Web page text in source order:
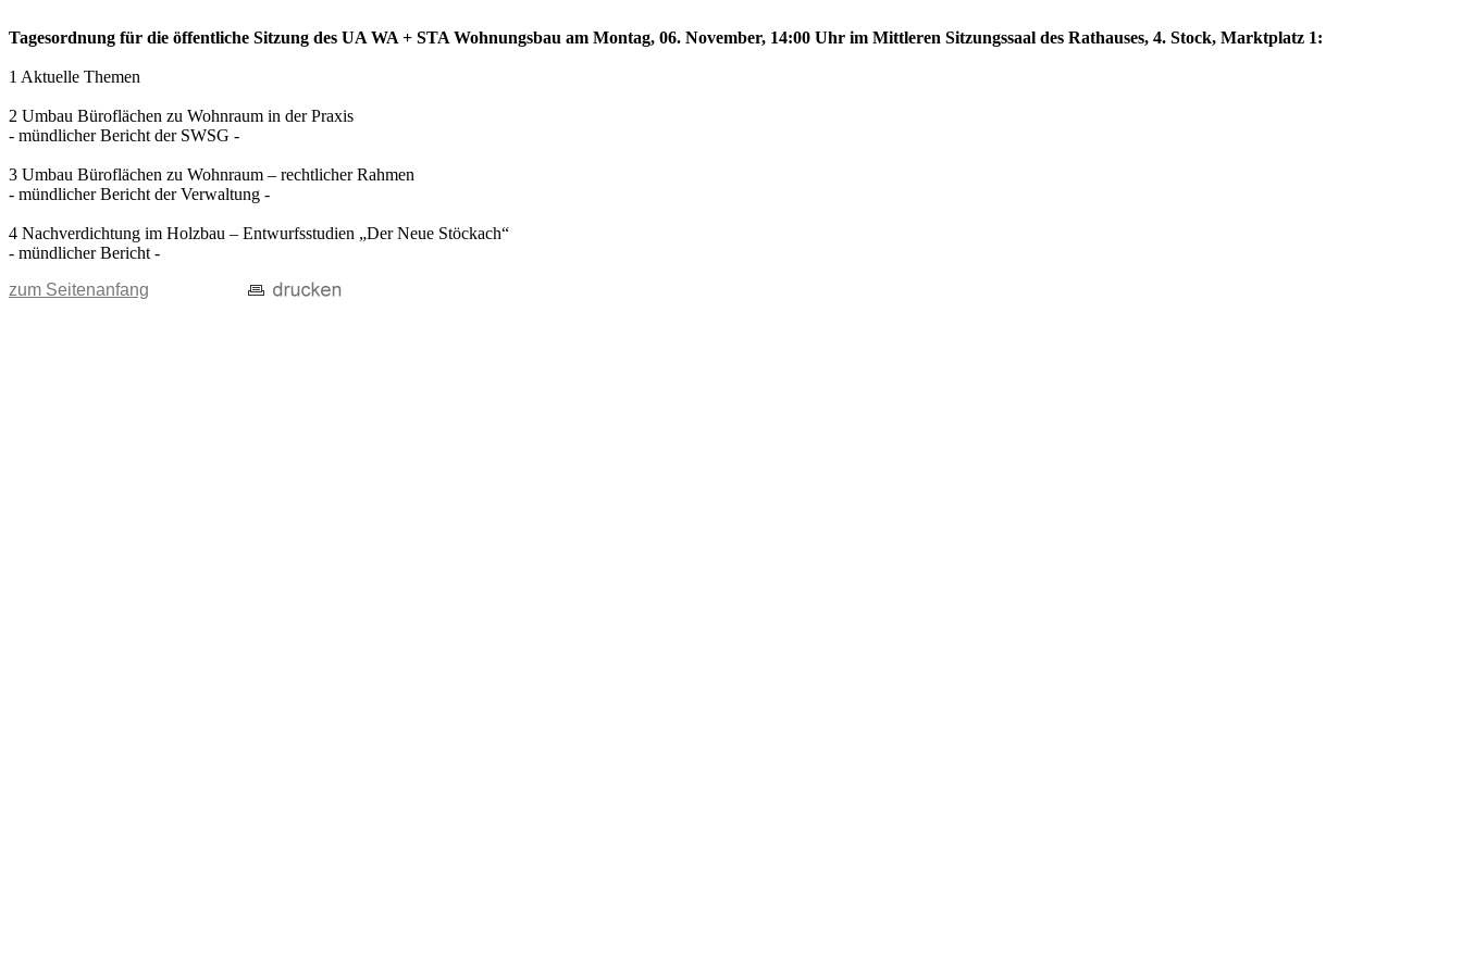
Tagesordnung für die öffentliche Sitzung des UA WA + STA Wohnungsbau am Montag, 06. November, 14:00 Uhr im Mittleren Sitzungssaal des Rathauses, 4. Stock, Marktplatz 1:
1 Aktuelle Themen
2 Umbau Büroflächen zu Wohnraum in der Praxis
- mündlicher Bericht der SWSG -
3 Umbau Büroflächen zu Wohnraum – rechtlicher Rahmen
- mündlicher Bericht der Verwaltung -
4 Nachverdichtung im Holzbau – Entwurfsstudien „Der Neue Stöckach“
- mündlicher Bericht -
zum Seitenanfang